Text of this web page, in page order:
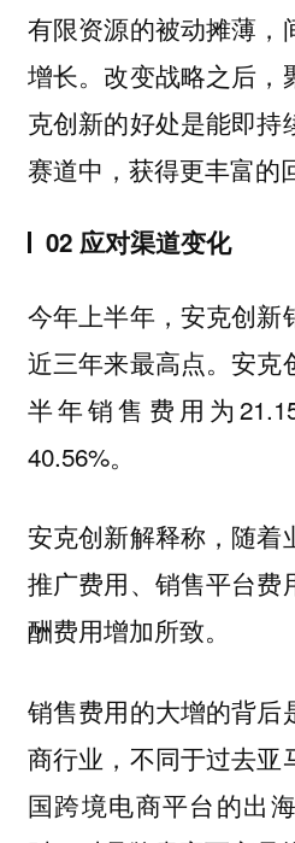
有限资源的被动摊薄，
增长。改变战略之后，
克创新的好处是能即持
赛道中，获得更丰富的
02 应对渠道变化
今年上半年，安克创新
近三年来最高点。安克
半年销售费用为
40.56%。
安克创新解释称，随着
推广费用、销售平台费
酬费用增加所致。
销售费用的大增的背后
商行业，不同于过去亚
国跨境电商平台的出